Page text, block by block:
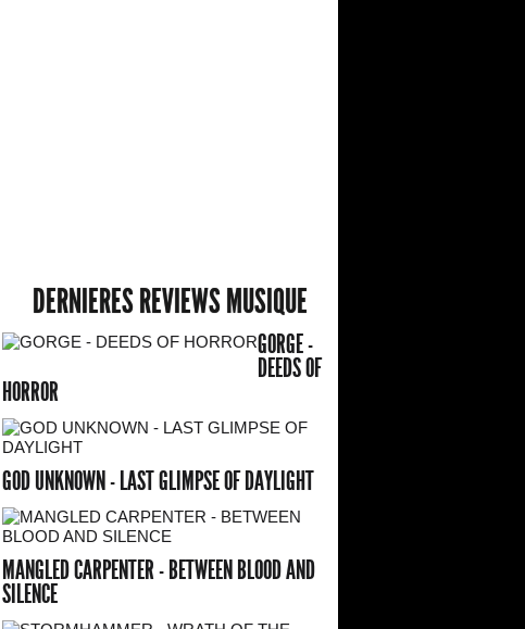
DERNIERES REVIEWS MUSIQUE
GORGE -
DEEDS OF
HORROR
GOD UNKNOWN - LAST GLIMPSE OF DAYLIGHT
MANGLED CARPENTER - BETWEEN BLOOD AND
SILENCE